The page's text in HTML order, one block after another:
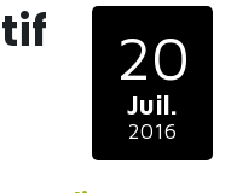
20
Juil.
2016